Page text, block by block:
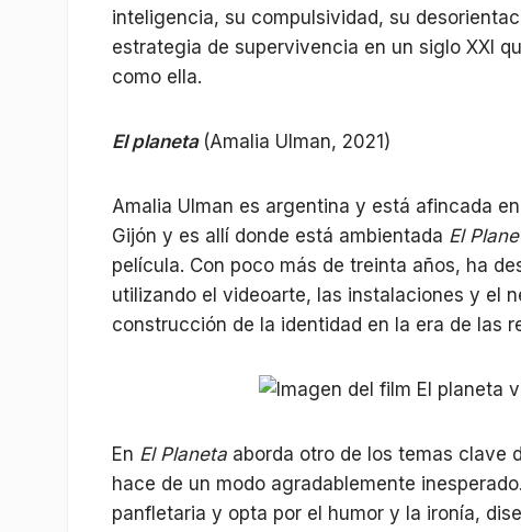
inteligencia, su compulsividad, su
estrategia de supervivencia en un siglo XXI
como ella.
El planeta (Amalia Ulman, 2021)
Amalia Ulman es argentina y está afincada
Gijón y es allí donde está ambientada El
película. Con poco más de treinta años, ha
utilizando el videoarte, las instalaciones y el
construcción de la identidad en la era de las
En El Planeta aborda otro de los temas clave
hace de un modo agradablemente
panfletaria y opta por el humor y la ironía,